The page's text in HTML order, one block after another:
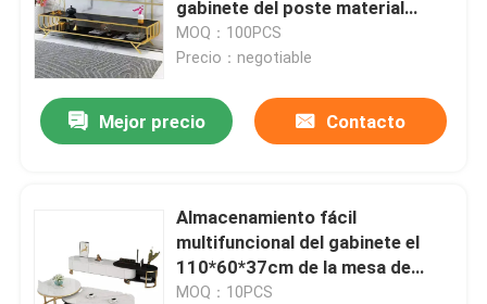
Productos
gabinete del poste material
multifuncional del MDF
MOQ：100PCS
Precio：negotiable
Mejor precio Contacto
Almacenamiento fácil
multifuncional del gabinete el
110*60*37cm de la mesa de
centro TV
MOQ：10PCS